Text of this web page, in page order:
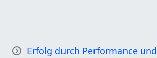
Erfolg durch Performance und